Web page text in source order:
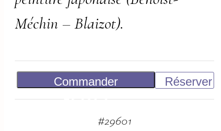
Méchin – Blaizot).
Commander
Réserver
#29601